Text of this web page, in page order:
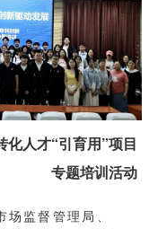
化人才“引育用”项目
专题培训活动
监督管理局、